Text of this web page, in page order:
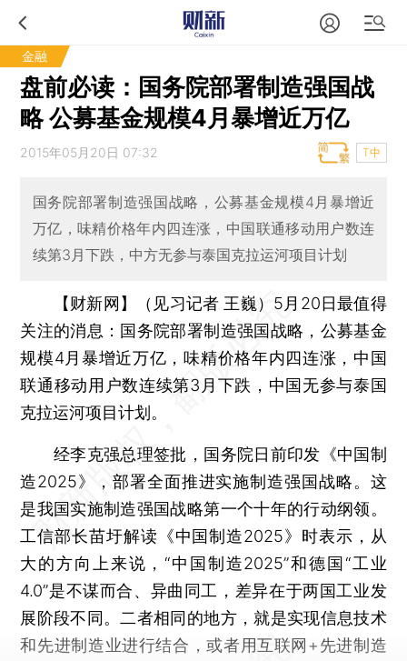
金融
盘前必读：国务院部署制造强国战
略 公募基金规模4月暴增近万亿
2015年05月20日 07:32 T中
国务院部署制造强国战略，公募基金规模4月暴增近
万亿，味精价格年内四连涨，中国联通移动用户数连
续第3月下跌，中方无参与泰国克拉运河项目计划
【财新网】（见习记者 王巍） 5月20日最值得
关注的消息：国务院部署制造强国战略，公募基金
规模4月暴增近万亿，味精价格年内四连涨，中国
联通移动用户数连续第3月下跌，中国无参与泰国
克拉运河项目计划。
经李克强总理签批，国务院日前印发《中国制
造2025》，部署全面推进实施制造强国战略。这
是我国实施制造强国战略第一个十年的行动纲领。
工信部长苗圩解读《中国制造2025》时表示，从
大的方向上来说，“中国制造2025”和德国“工业
4.0”是不谋而合、异曲同工，差异在于两国工业发
展阶段不同。二者相同的地方，就是实现信息技术
和先进制造业进行结合，或者用互联网+先进制造